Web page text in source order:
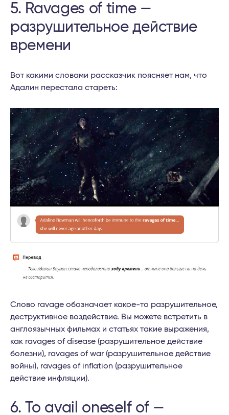
5. Ravages of time —
разрушительное действие
времени
Вот какими словами рассказчик поясняет нам, что
Адалин перестала стареть:
Слово ravage обозначает какое-то разрушительное,
деструктивное воздействие. Вы можете встретить в
англоязычных фильмах и статьях такие выражения,
как ravages of disease (разрушительное действие
болезни), ravages of war (разрушительное действие
войны), ravages of inflation (разрушительное
действие инфляции).
6. To avail oneself of —